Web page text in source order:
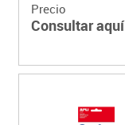
Precio
Consultar aquí